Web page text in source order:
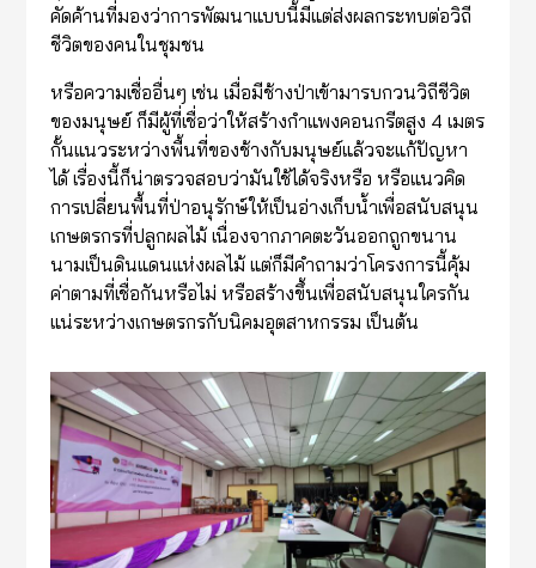
คัดค้านที่มองว่าการพัฒนาแบบนี้มีแต่ส่งผลกระทบต่อวิถี
ชีวิตของคนในชุมชน
หรือความเชื่ออื่นๆ เช่น เมื่อมีช้างป่าเข้ามารบกวนวิถีชีวิต
ของมนุษย์ ก็มีผู้ที่เชื่อว่าให้สร้างกำแพงคอนกรีตสูง 4 เมตร
กั้นแนวระหว่างพื้นที่ของช้างกับมนุษย์แล้วจะแก้ปัญหา
ได้ เรื่องนี้ก็น่าตรวจสอบว่ามันใช้ได้จริงหรือ หรือแนวคิด
การเปลี่ยนพื้นที่ป่าอนุรักษ์ให้เป็นอ่างเก็บน้ำเพื่อสนับสนุน
เกษตรกรที่ปลูกผลไม้ เนื่องจากภาคตะวันออกถูกขนาน
นามเป็นดินแดนแห่งผลไม้ แต่ก็มีคำถามว่าโครงการนี้คุ้ม
ค่าตามที่เชื่อกันหรือไม่ หรือสร้างขึ้นเพื่อสนับสนุนใครกัน
แน่ระหว่างเกษตรกรกับนิคมอุตสาหกรรม เป็นต้น